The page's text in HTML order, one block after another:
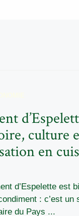
culture
en
d’Espelette est
: c’est un
du Pays ...